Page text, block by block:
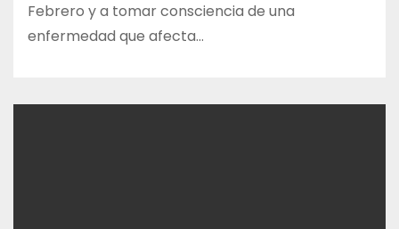
Febrero y a tomar consciencia de una
enfermedad que afecta…